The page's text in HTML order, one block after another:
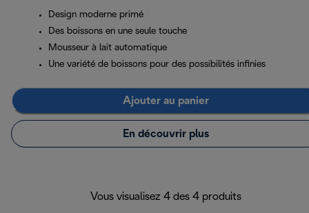
Design moderne primé
Des boissons en une seule touche
Mousseur à lait automatique
Une variété de boissons pour des possibilités infinies
Ajouter au panier
En découvrir plus
Vous visualisez 4 des 4 produits